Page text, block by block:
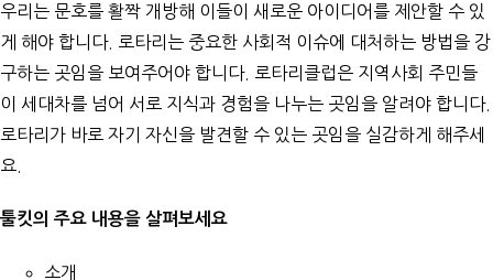
우리는 문호를 활짝 개방해 이들이 새로운 아이디어를 제안할 수 있
게 해야 합니다. 로타리는 중요한 사회적 이슈에 대처하는 방법을 강
구하는 곳임을 보여주어야 합니다. 로타리클럽은 지역사회 주민들
이 세대차를 넘어 서로 지식과 경험을 나누는 곳임을 알려야 합니다.
로타리가 바로 자기 자신을 발견할 수 있는 곳임을 실감하게 해주세
요.
툴킷의 주요 내용을 살펴보세요
소개